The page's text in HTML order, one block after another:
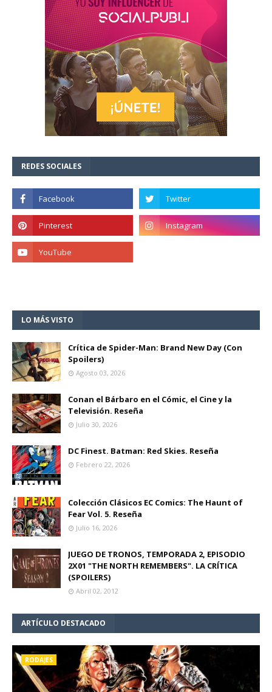
REDES SOCIALES
LO MÁS VISTO
Crítica de Spider-Man: Brand New Day (Con
Spoilers)
Agosto 03, 2026
Conan el Bárbaro en el Cómic, el Cine y la
Televisión. Reseña
Julio 30, 2026
DC Finest. Batman: Red Skies. Reseña
Febrero 22, 2026
Colección Clásicos EC Comics: The Haunt of
Fear Vol. 5. Reseña
Julio 16, 2026
JUEGO DE TRONOS, TEMPORADA 2, EPISODIO
2X01 "THE NORTH REMEMBERS". LA CRÍTICA
(SPOILERS)
Abril 02, 2012
ARTÍCULO DESTACADO
RODAJES